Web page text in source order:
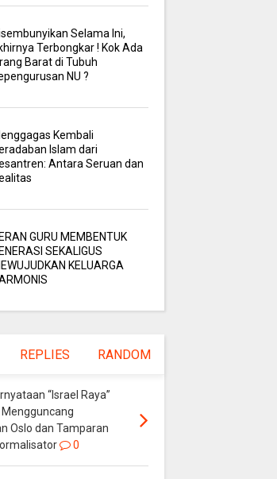
Selama Ini,
Terbongkar ! Kok Ada
Barat di Tubuh
NU ?
Kembali
Islam dari
Antara Seruan dan
GURU MEMBENTUK
SEKALIGUS
KELUARGA
REPLIES RANDOM
“Israel Raya”
Oslo dan Tamparan
0